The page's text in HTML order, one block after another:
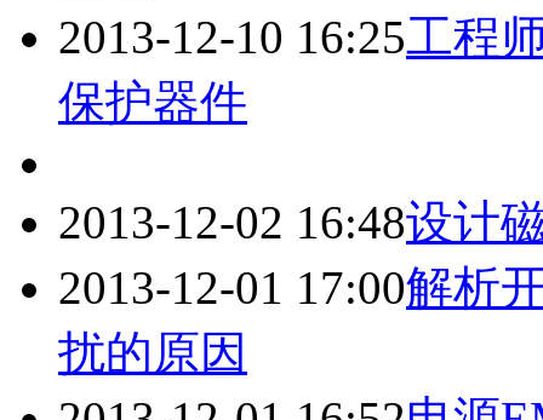
2013-12-10 16:25工程
保护器件
2013-12-02 16:48设计
2013-12-01 17:00解析
扰的原因